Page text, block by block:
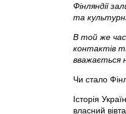
Фінляндії
та
В той же час
контактів
вважається
Чи стало
Історія
власний